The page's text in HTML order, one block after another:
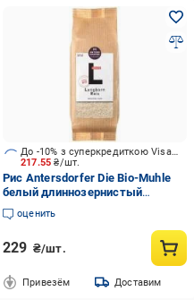
217.55₴/шт.
До -10% з суперкредиткою Visa Вигода
Рис Antersdorfer Die Bio-Muhle
белый длиннозернистый
органический, 500 г
оценить
229 ₴/шт.
Привезём Доставим